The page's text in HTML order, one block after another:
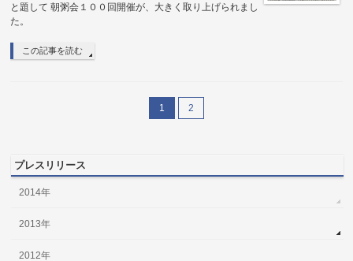
と題して 朝粥会１００回開催が、大きく取り上げられまし
た。
この記事を読む
1 2
プレスリリース
2014年
2013年
2012年